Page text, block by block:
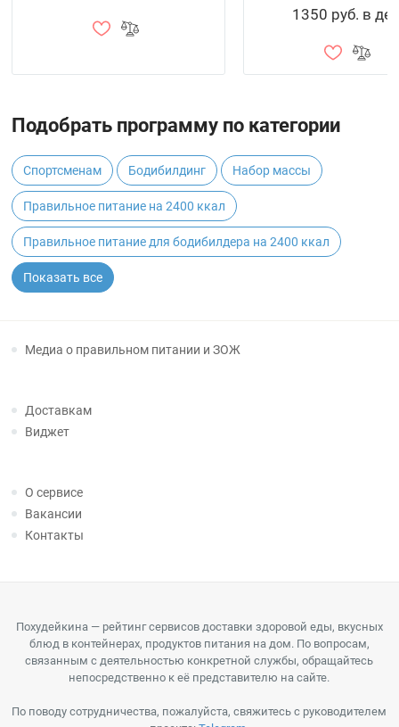
1350 руб. в
Подобрать программу по категории
Спортсменам Бодибилдинг Набор массы
Правильное питание на 2400 ккал
Правильное питание для бодибилдера на 2400 ккал
Показать все
Медиа о правильном питании и ЗОЖ
Доставкам
Виджет
О сервисе
Вакансии
Контакты
Похудейкина — рейтинг сервисов доставки здоровой еды, вкусных
блюд в контейнерах, продуктов питания на дом. По вопросам,
связанным с деятельностью конкретной службы, обращайтесь
непосредственно к её представителю на сайте.
По поводу сотрудничества, пожалуйста, свяжитесь с руководителем